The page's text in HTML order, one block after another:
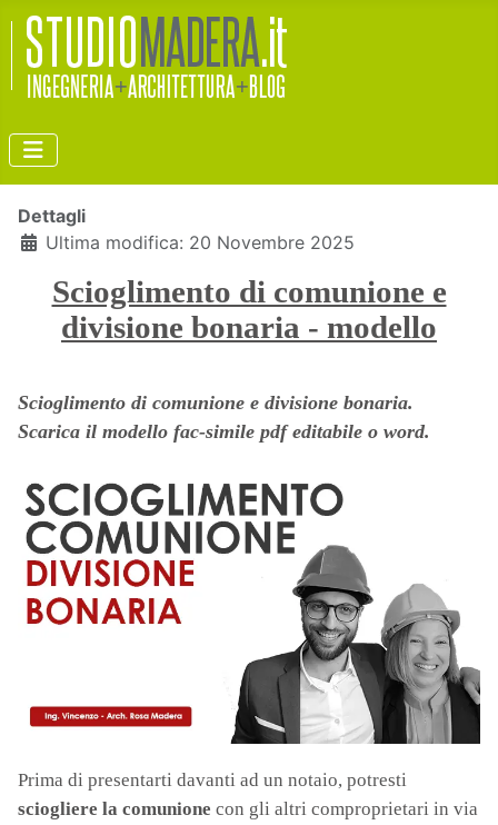
Dettagli
Ultima modifica: 20 Novembre 2025
Scioglimento di comunione e
divisione bonaria - modello
Scioglimento di comunione e divisione bonaria.
Scarica il modello fac-simile pdf editabile o word.
Prima di presentarti davanti ad un notaio, potresti
sciogliere la comunione con gli altri comproprietari in via